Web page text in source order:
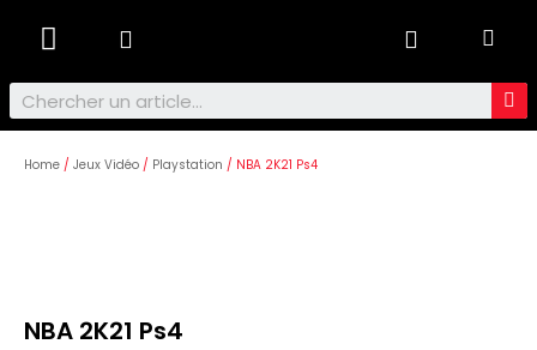
Home / Jeux Vidéo / Playstation / NBA 2K21 Ps4
NBA 2K21 Ps4